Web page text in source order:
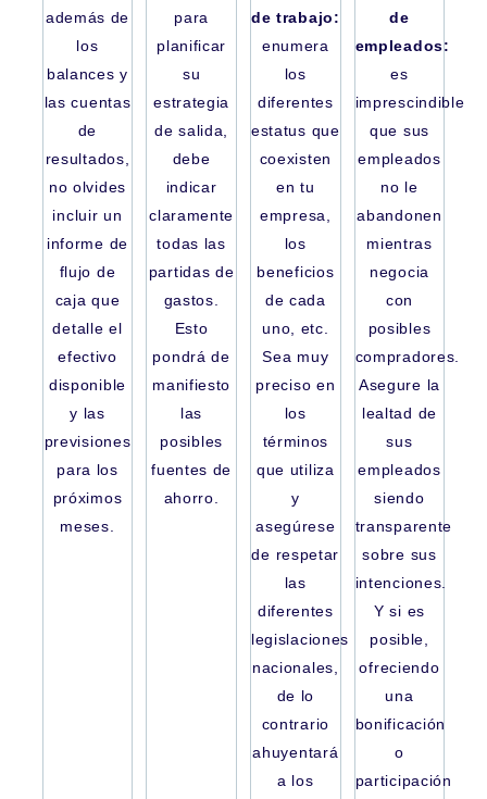
además de
los
balances y
las cuentas
de
resultados,
no olvides
incluir un
informe de
flujo de
caja que
detalle el
efectivo
disponible
y las
previsiones
para los
próximos
meses.
para
planificar
su
estrategia
de salida,
debe
indicar
claramente
todas las
partidas de
gastos.
Esto
pondrá de
manifiesto
las
posibles
fuentes de
ahorro.
de trabajo:
enumera
los
diferentes
estatus que
coexisten
en tu
empresa,
los
beneficios
de cada
uno, etc.
Sea muy
preciso en
los
términos
que utiliza
y
asegúrese
de respetar
las
diferentes
legislaciones
nacionales,
de lo
contrario
ahuyentará
a los
de
empleados:
es
imprescindible
que sus
empleados
no le
abandonen
mientras
negocia
con
posibles
compradores.
Asegure la
lealtad de
sus
empleados
siendo
transparente
sobre sus
intenciones.
Y si es
posible,
ofreciendo
una
bonificación
o
participación